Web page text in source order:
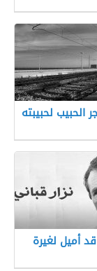
لحبيبته
أميل لغيرة